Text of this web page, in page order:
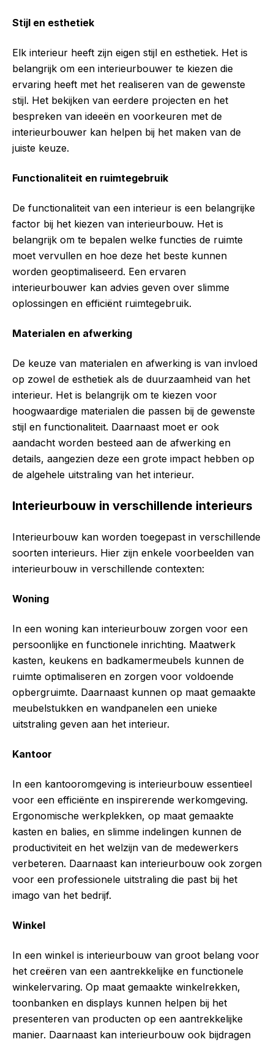
Stijl en esthetiek
Elk interieur heeft zijn eigen stijl en esthetiek. Het is
belangrijk om een interieurbouwer te kiezen die
ervaring heeft met het realiseren van de gewenste
stijl. Het bekijken van eerdere projecten en het
bespreken van ideeën en voorkeuren met de
interieurbouwer kan helpen bij het maken van de
juiste keuze.
Functionaliteit en ruimtegebruik
De functionaliteit van een interieur is een belangrijke
factor bij het kiezen van interieurbouw. Het is
belangrijk om te bepalen welke functies de ruimte
moet vervullen en hoe deze het beste kunnen
worden geoptimaliseerd. Een ervaren
interieurbouwer kan advies geven over slimme
oplossingen en efficiënt ruimtegebruik.
Materialen en afwerking
De keuze van materialen en afwerking is van invloed
op zowel de esthetiek als de duurzaamheid van het
interieur. Het is belangrijk om te kiezen voor
hoogwaardige materialen die passen bij de gewenste
stijl en functionaliteit. Daarnaast moet er ook
aandacht worden besteed aan de afwerking en
details, aangezien deze een grote impact hebben op
de algehele uitstraling van het interieur.
Interieurbouw in verschillende interieurs
Interieurbouw kan worden toegepast in verschillende
soorten interieurs. Hier zijn enkele voorbeelden van
interieurbouw in verschillende contexten:
Woning
In een woning kan interieurbouw zorgen voor een
persoonlijke en functionele inrichting. Maatwerk
kasten, keukens en badkamermeubels kunnen de
ruimte optimaliseren en zorgen voor voldoende
opbergruimte. Daarnaast kunnen op maat gemaakte
meubelstukken en wandpanelen een unieke
uitstraling geven aan het interieur.
Kantoor
In een kantooromgeving is interieurbouw essentieel
voor een efficiënte en inspirerende werkomgeving.
Ergonomische werkplekken, op maat gemaakte
kasten en balies, en slimme indelingen kunnen de
productiviteit en het welzijn van de medewerkers
verbeteren. Daarnaast kan interieurbouw ook zorgen
voor een professionele uitstraling die past bij het
imago van het bedrijf.
Winkel
In een winkel is interieurbouw van groot belang voor
het creëren van een aantrekkelijke en functionele
winkelervaring. Op maat gemaakte winkelrekken,
toonbanken en displays kunnen helpen bij het
presenteren van producten op een aantrekkelijke
manier. Daarnaast kan interieurbouw ook bijdragen